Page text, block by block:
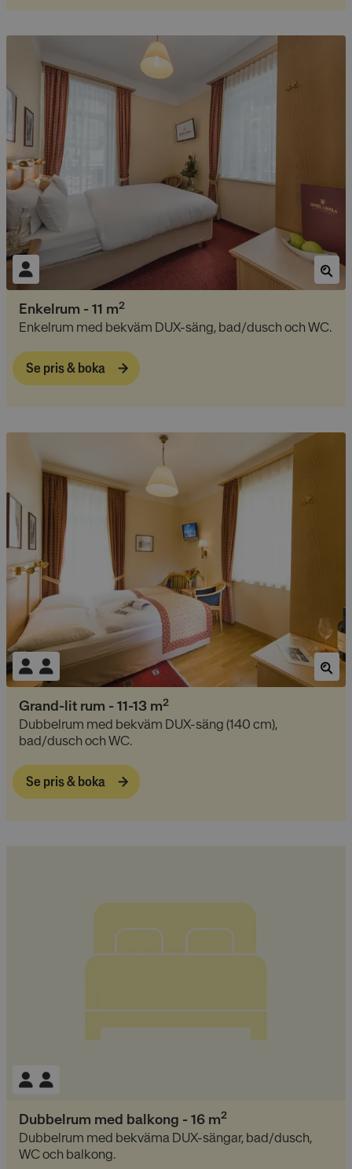
Enkelrum -11 m2
Enkelrum med bekväm DUX-säng, bad/dusch och WC.
Se pris & boka
Grand-lit rum -11-13 m2
Dubbelrum med bekväm DUX-säng (140 cm),
bad/dusch och WC.
Se pris & boka
Dubbelrum med balkong -16 m2
Dubbelrum med bekväma DUX-sängar, bad/dusch,
WC och balkong.